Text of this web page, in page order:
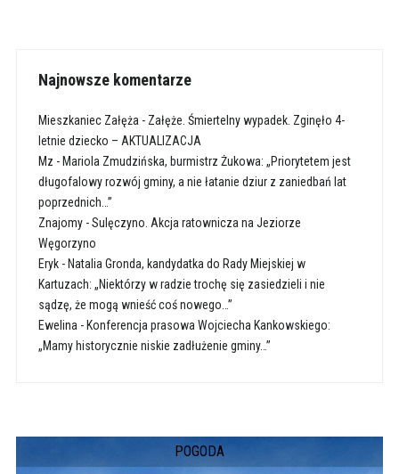
Najnowsze komentarze
Mieszkaniec Załęża- Załęże. Śmiertelny wypadek. Zginęło 4-
letnie dziecko – AKTUALIZACJA
Mz - Mariola Zmudzińska, burmistrz Żukowa: „Priorytetem jest
długofalowy rozwój gminy, a nie łatanie dziur z zaniedbań lat
poprzednich…”
Znajomy-Sulęczyno. Akcja ratownicza na Jeziorze
Węgorzyno
Eryk- Natalia Gronda, kandydatka do Rady Miejskiej w
Kartuzach: „Niektórzy w radzie trochę się zasiedzieli i nie
sądzę, że mogą wnieść coś nowego…”
Ewelina- Konferencja prasowa Wojciecha Kankowskiego:
„Mamy historycznie niskie zadłużenie gminy…”
POGODA